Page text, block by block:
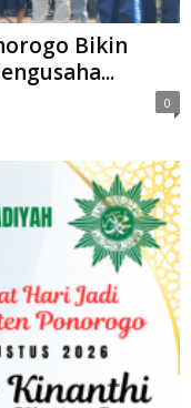
Bikin
0